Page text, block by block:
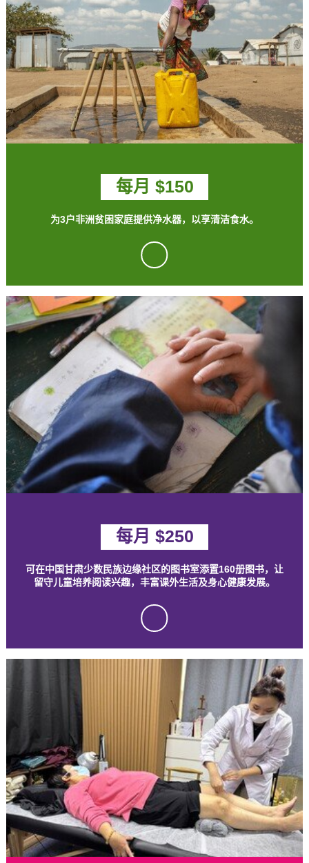
每月 $150
为3户非洲贫困家庭提供净水器，以享清洁食水。
tick
每月 $250
可在中国甘肃少数民族边缘社区的图书室添置160册图书，让
留守儿童培养阅读兴趣，丰富课外生活及身心健康发展。
tick